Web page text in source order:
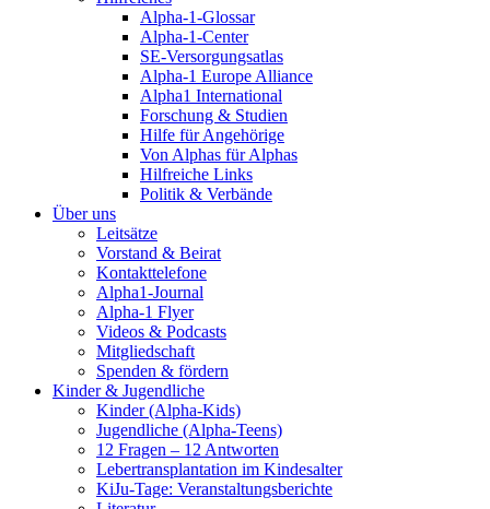
Alpha-1-Glossar
Alpha-1-Center
SE-Versorgungsatlas
Alpha-1 Europe Alliance
Alpha1 International
Forschung & Studien
Hilfe für Angehörige
Von Alphas für Alphas
Hilfreiche Links
Politik & Verbände
Über uns
Leitsätze
Vorstand & Beirat
Kontakttelefone
Alpha1-Journal
Alpha-1 Flyer
Videos & Podcasts
Mitgliedschaft
Spenden & fördern
Kinder & Jugendliche
Kinder (Alpha-Kids)
Jugendliche (Alpha-Teens)
12 Fragen – 12 Antworten
Lebertransplantation im Kindesalter
KiJu-Tage: Veranstaltungsberichte